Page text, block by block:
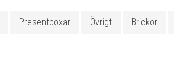
Presentboxar Övrigt Brickor